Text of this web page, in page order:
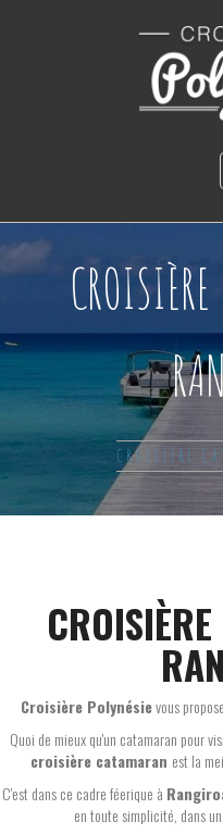
CROISIÈRE
Croisière Polynésievous
Quoi de mieux qu'un catamaran pour
croisière catamaran est la
C'est dans ce cadre féerique à
en toute simplicité, dans